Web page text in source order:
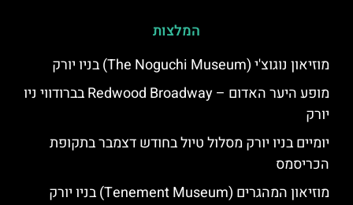
המלצות
מוזיאון נוגוצ'י (The Noguchi Museum) בניו יורק
מופע היער האדום – Redwood Broadway בברודווי ניו
יורק
יומיים בניו יורק מסלול טיול בחודש דצמבר בתקופת
הכריסמס
מוזיאון המהגרים (Tenement Museum) בניו יורק